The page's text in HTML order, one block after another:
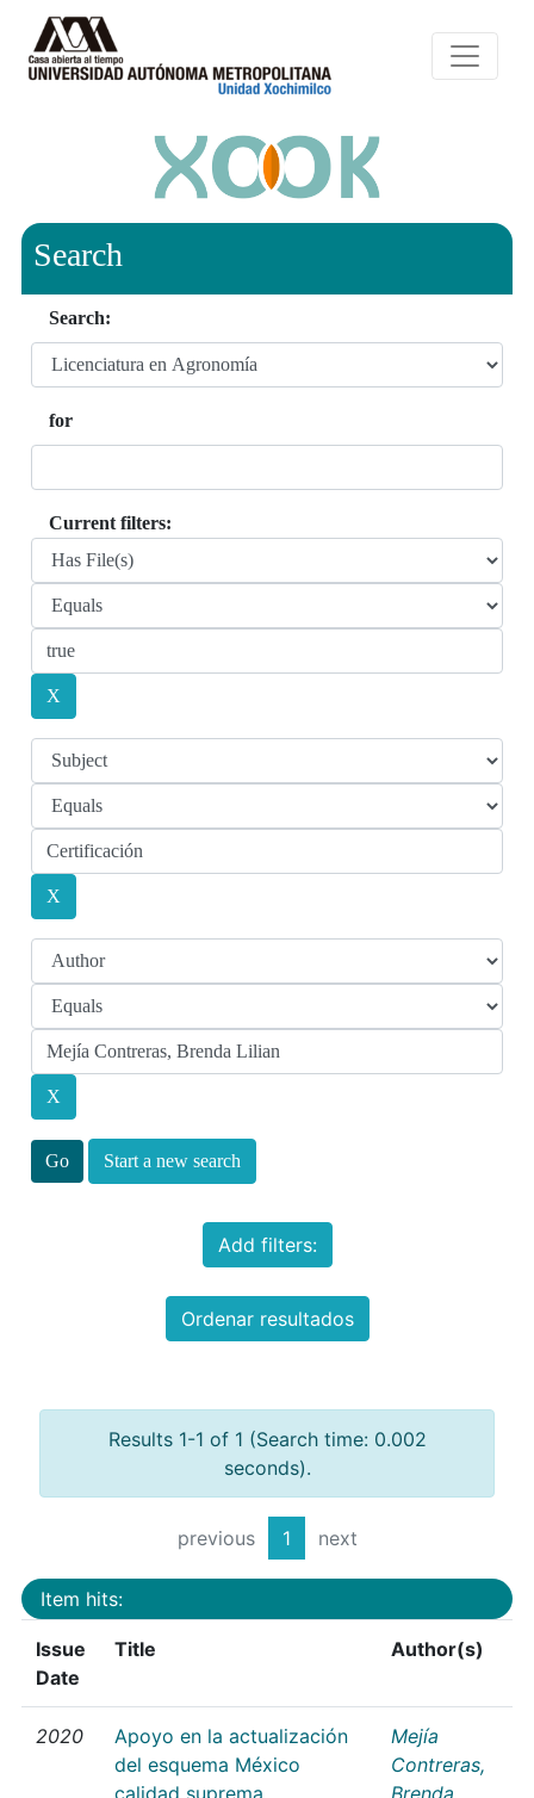
Search
Search:
for
Current filters:
Start a new search
Add filters:
Ordenar resultados
Results 1-1 of 1 (Search time: 0.002
seconds).
previous 1 next
Item hits:
Issue
Date
Title Author(s)
2020
Apoyo en la actualización
del esquema México
calidad suprema
Mejía
Contreras,
Brenda